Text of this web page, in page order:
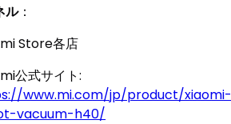
ル：
Store各店
公式サイト:
www.mi.com/jp/product/
vacuum-h40/